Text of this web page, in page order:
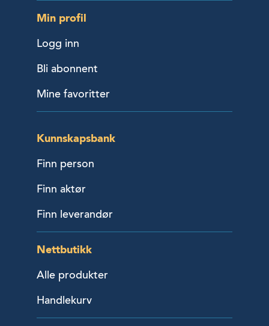
Min profil
Logg inn
Bli abonnent
Mine favoritter
Kunnskapsbank
Finn person
Finn aktør
Finn leverandør
Nettbutikk
Alle produkter
Handlekurv